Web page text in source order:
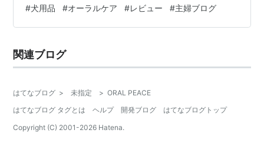
#犬用品 #オーラルケア #レビュー #主婦ブログ
関連ブログ
はてなブログ > 未指定 > ORAL PEACE
はてなブログ タグとは
ヘルプ 開発ブログ
はてなブログトップ
Copyright (C) 2001-2026 Hatena.